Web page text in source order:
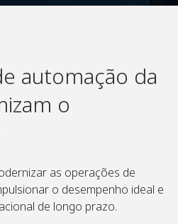
automação da
o
as operações de
o desempenho ideal e
de longo prazo.